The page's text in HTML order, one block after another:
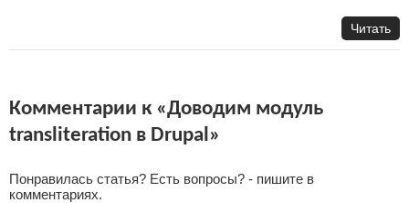
Читать
Комментарии к «Доводим модуль
transliteration в Drupal»
Понравилась статья? Есть вопросы? - пишите в
комментариях.